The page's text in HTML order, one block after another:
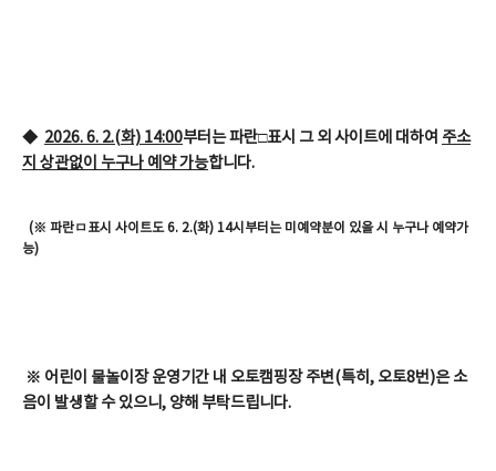
◆ 2026. 6. 2.(화) 14:00부터는파란□표시 그 외 사이트에 대하여 주소
지 상관없이 누구나 예약 가능합니다.
(※ 파란ㅁ표시 사이트도 6. 2.(화) 14시부터는 미예약분이 있을 시 누구나 예약가
능)
※ 어린이 물놀이장 운영기간 내 오토캠핑장 주변(특히, 오토8번)은 소
음이 발생할 수 있으니, 양해 부탁드립니다.